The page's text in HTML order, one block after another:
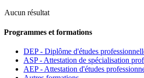
Aucun résultat
Programmes et formations
DEP - Diplôme d'études
ASP - Attestation de spécialisation
AEP - Attestation d'études